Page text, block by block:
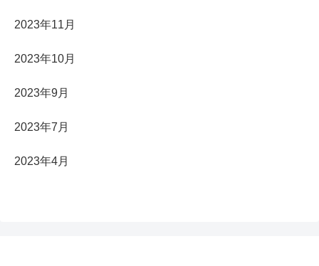
2023年11月
2023年10月
2023年9月
2023年7月
2023年4月